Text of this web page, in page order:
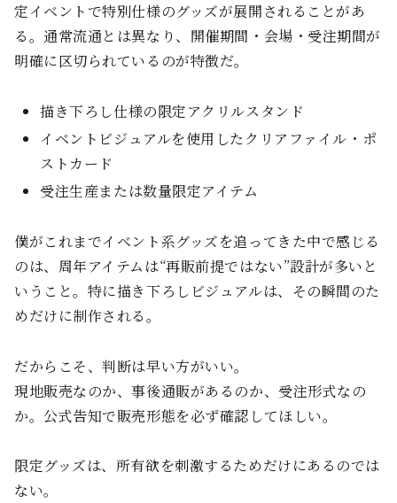
定イベントで特別仕様のグッズが展開されることがあ
る。通常流通とは異なり、開催期間・会場・受注期間が
明確に区切られているのが特徴だ。
描き下ろし仕様の限定アクリルスタンド
イベントビジュアルを使用したクリアファイル・ポ
ストカード
受注生産または数量限定アイテム
僕がこれまでイベント系グッズを追ってきた中で感じる
のは、周年アイテムは“再販前提ではない”設計が多いと
いうこと。特に描き下ろしビジュアルは、その瞬間のた
めだけに制作される。
だからこそ、判断は早い方がいい。
現地販売なのか、事後通販があるのか、受注形式なの
か。公式告知で販売形態を必ず確認してほしい。
限定グッズは、所有欲を刺激するためだけにあるのでは
ない。